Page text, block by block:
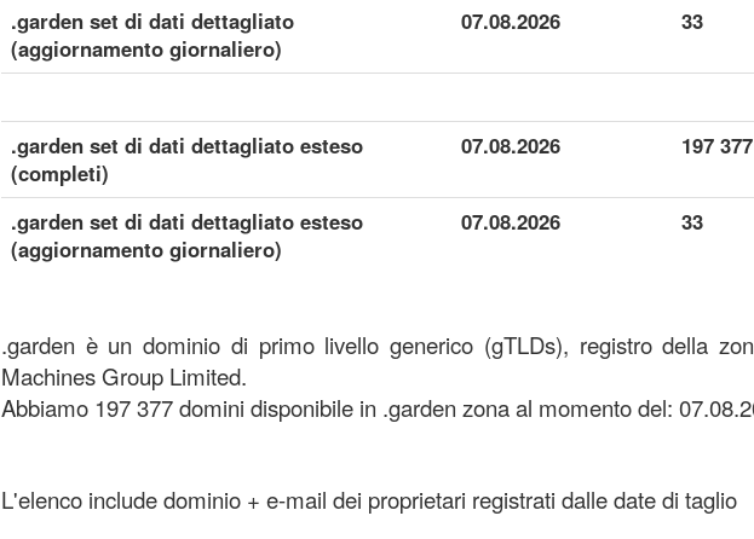
.garden set di dati dettagliato
(aggiornamento giornaliero)
07.08.2026 33
.garden set di dati dettagliato esteso
(completi)
07.08.2026 197 377
.garden set di dati dettagliato esteso
(aggiornamento giornaliero)
07.08.2026 33
.garden è un dominio di primo livello generico (gTLDs), registro della
Machines Group Limited.
Abbiamo 197 377 domini disponibile in .garden zona al momento del:
L'elenco include dominio + e-mail dei proprietari registrati dalle date di taglio